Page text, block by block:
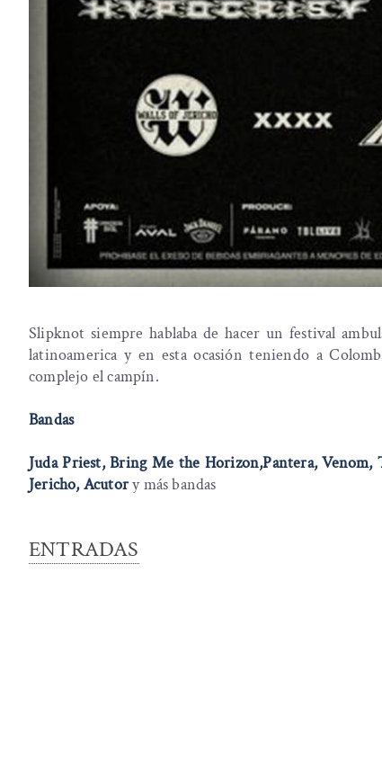
Slipknot siempre hablaba de hacer un festival
latinoamerica y en esta ocasión teniendo a
complejo el campín.
Bandas
Juda Priest, Bring Me the Horizon,Pantera,
Jericho, Acutory más bandas
ENTRADAS